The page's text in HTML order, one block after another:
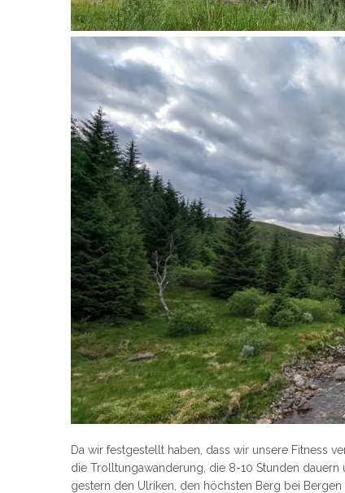
Da wir festgestellt haben, dass wir unsere Fitness
die Trolltungawanderung, die 8-10 Stunden
gestern den Ulriken, den höchsten Berg bei Bergen